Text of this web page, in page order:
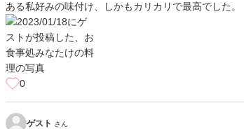
ある私好みの味付け、しかもカリカリで最高でした。
0
ゲスト さん